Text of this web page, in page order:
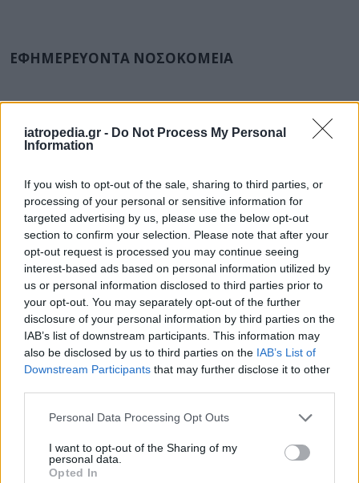
iatropedia.gr - Do Not Process My Personal
Information
If you wish to opt-out of the sale, sharing to third parties, or
processing of your personal or sensitive information for
targeted advertising by us, please use the below opt-out
section to confirm your selection. Please note that after your
opt-out request is processed you may continue seeing
interest-based ads based on personal information utilized by
us or personal information disclosed to third parties prior to
your opt-out. You may separately opt-out of the further
disclosure of your personal information by third parties on the
IAB’s list of downstream participants. This information may
also be disclosed by us to third parties on the IAB’s List of
Downstream Participants that may further disclose it to other
Personal Data Processing Opt Outs
I want to opt-out of the Sharing of my
personal data.
Opted In
ΕΦΗΜΕΡΕΥΟΝΤΑ ΝΟΣΟΚΟΜΕΙΑ
Δείτε ποιάνοσοκομείαεφημερεύουν